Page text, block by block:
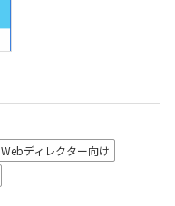
Webディレクター向け